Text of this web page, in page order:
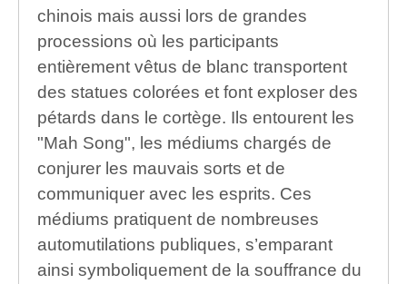
chinois mais aussi lors de grandes
processions où les participants
entièrement vêtus de blanc transportent
des statues colorées et font exploser des
pétards dans le cortège. Ils entourent les
"Mah Song", les médiums chargés de
conjurer les mauvais sorts et de
communiquer avec les esprits. Ces
médiums pratiquent de nombreuses
automutilations publiques, s’emparant
ainsi symboliquement de la souffrance du